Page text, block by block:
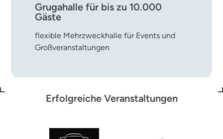
Grugahalle für bis zu 10.000
Gäste
flexible Mehrzweckhalle für Events und
Großveranstaltungen
Erfolgreiche Veranstaltungen